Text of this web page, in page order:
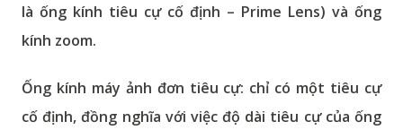
là ống kính tiêu cự cố định – Prime Lens) và ống
kính zoom.
Ống kính máy ảnh đơn tiêu cự: chỉ có một tiêu cự
cố định, đồng nghĩa với việc độ dài tiêu cự của ống